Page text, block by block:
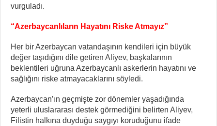
vurguladı.
“Azerbaycanlıların Hayatını Riske Atmayız”
Her bir Azerbaycan vatandaşının kendileri için büyük
değer taşıdığını dile getiren Aliyev, başkalarının
beklentileri uğruna Azerbaycanlı askerlerin hayatını ve
sağlığını riske atmayacaklarını söyledi.
Azerbaycan’ın geçmişte zor dönemler yaşadığında
yeterli uluslararası destek görmediğini belirten Aliyev,
Filistin halkına duyduğu saygıyı koruduğunu ifade